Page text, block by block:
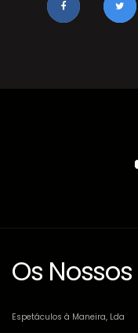
Os
Espetáculos à Maneira, Lda